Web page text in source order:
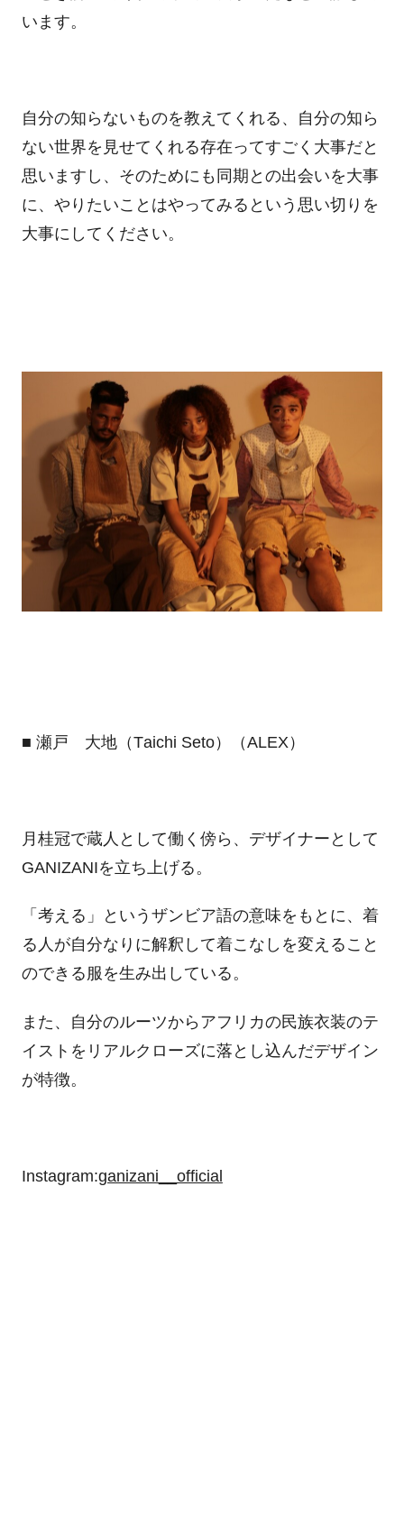
います。
自分の知らないものを教えてくれる、自分の知ら
ない世界を見せてくれる存在ってすごく大事だと
思いますし、そのためにも同期との出会いを大事
に、やりたいことはやってみるという思い切りを
大事にしてください。
■ 瀬戸 大地（Taichi Seto）（ALEX）
月桂冠で蔵人として働く傍ら、デザイナーとして
GANIZANIを立ち上げる。
「考える」というザンビア語の意味をもとに、着
る人が自分なりに解釈して着こなしを変えること
のできる服を生み出している。
また、自分のルーツからアフリカの民族衣装のテ
イストをリアルクローズに落とし込んだデザイン
が特徴。
Instagram:ganizani__official